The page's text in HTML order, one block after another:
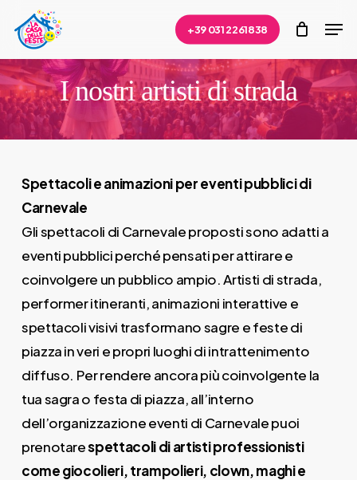
main
content
+39 031 2261838
I nostri artisti di strada
Spettacoli e animazioni per eventi pubblici di
Carnevale
Gli spettacoli di Carnevale proposti sono adatti a
eventi pubblici perché pensati per attirare e
coinvolgere un pubblico ampio. Artisti di strada,
performer itineranti, animazioni interattive e
spettacoli visivi trasformano sagre e feste di
piazza in veri e propri luoghi di intrattenimento
diffuso. Per rendere ancora più coinvolgente la
tua sagra o festa di piazza, all’interno
dell’organizzazione eventi di Carnevale puoi
prenotarespettacoli di artisti professionisti
come giocolieri, trampolieri, clown, maghi e
Menu